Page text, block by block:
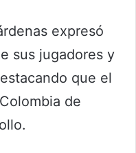
expresó
sus jugadores y
que el
de